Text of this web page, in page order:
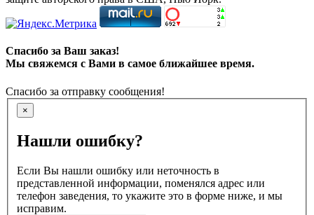
Спасибо за Ваш заказ!
Мы свяжемся с Вами в самое ближайшее время.
Спасибо за отправку сообщения!
×
Нашли ошибку?
Если Вы нашли ошибку или неточность в
представленной информации, поменялся адрес или
телефон заведения, то укажите это в форме ниже, и мы
исправим.